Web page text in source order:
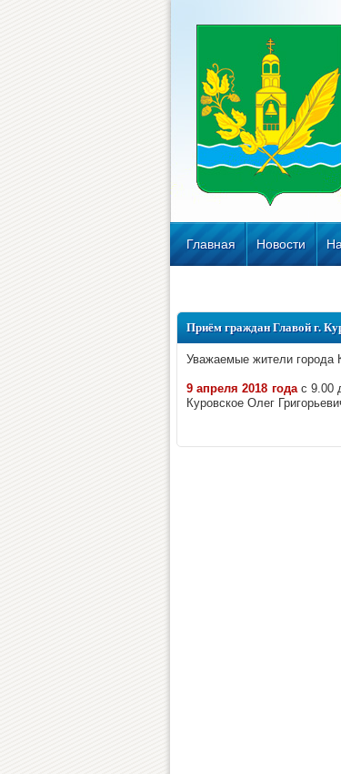
Главная Новости
Приём граждан Главой г.
Уважаемые жители города
9 апреля 2018 годас 9.00
Куровское Олег